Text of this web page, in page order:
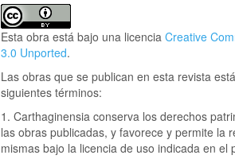
Esta obra está bajo una licenciaCreative
3.0 Unported.
Las obras que se publican en esta revista
siguientes términos:
1. Carthaginensia conserva los derechos
las obras publicadas, y favorece y permite la
mismas bajo la licencia de uso indicada en el